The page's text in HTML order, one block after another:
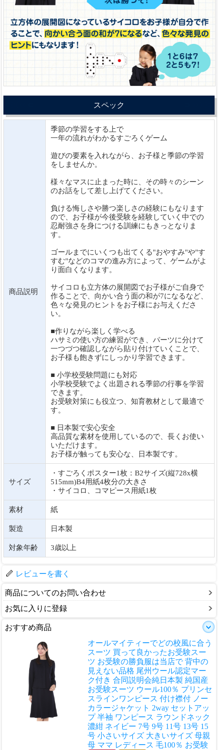
スペック
商品説明
季節の学習をする上で
一年の流れがわかるすごろくゲーム
遊びの要素を入れながら、お子様と季節の学習
をしませんか。
様々なマスに止まった時に、その時々のシーン
のお話をして差し上げてください。
負ける悔しさや勝つ楽しさの経験にもなります
ので、お子様が今後受験を経験していく中での
忍耐強さを身につける訓練にもきっとなりま
す。
ゴールまでにいくつも出てくる"おやすみ"や"す
すむ"などのコマの進み方によって、ゲームがよ
り面白くなります。
サイコロも立方体の展開図でお子様がご自身で
作ることで、向かい合う面の和が7になるなど、
色々な発見のヒントをお子様にお与えくださ
い。
■作りながら楽しく学べる
ハサミの使い方の練習ができ、パーツに分けて
一つづつ確認しながら貼り付けていくことで、
お子様も飽きずにしっかり学習できます。
■ 小学校受験問題にも対応
小学校受験でよく出題される季節の行事を学習
できます。
お受験対策にも役立つ、知育教材として最適で
す。
■ 日本製で安心安全
高品質な素材を使用しているので、長くお使い
いただけます。
お子様が触っても安心な、日本製です。
サイズ
・すごろくポスター1枚：B2サイズ(縦728x横
515mm)B4用紙4枚分の大きさ
・サイコロ、コマピース用紙1枚
素材 紙
製造 日本製
対象年齢 3歳以上
レビューを書く
商品についてのお問い合わせ
お気に入りに登録
おすすめ商品
オールマイティーでどの校風に合う
スーツ 買って良かったお受験スー
ツ お受験の勝負服は当店で 背中の
見えない品格 尾州ウール認定マー
ク付き 合同説明会純日本製 純国産
お受験スーツ ウール100％ プリンセ
スラインワンピース 付け襟付 ノー
カラージャケット 2way セットアッ
プ 半袖 ワンピース ラウンドネック
濃紺 ネイビー 7号 9号 11号 13号 15
号 小さいサイズ 大きいサイズ 母親
母 ママ レディース 毛100％ お受験